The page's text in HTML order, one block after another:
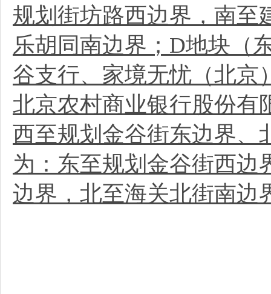
规划街坊路西边界，南至
乐胡同南边界；D地块（
谷支行、家境无忧（北京
北京农村商业银行股份有
西至规划金谷街东边界、
为：东至规划金谷街西边
边界，北至海关北街南边